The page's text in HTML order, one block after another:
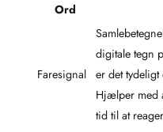
Ord
Faresignal
digitale tegn
er det
Hjælper med
tid til at